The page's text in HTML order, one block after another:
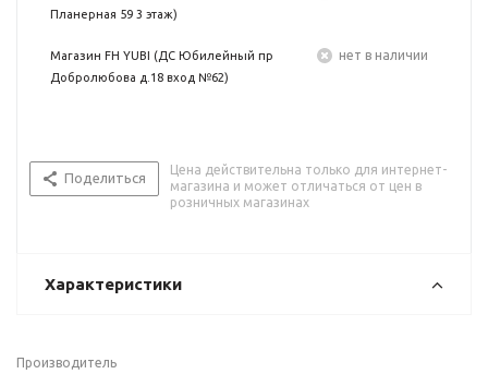
Планерная 59 3 этаж)
Магазин FH YUBI (ДС Юбилейный пр
Добролюбова д.18 вход №62)
Нет в наличии
Поделиться
Цена действительна только для интернет-
магазина и может отличаться от цен в
розничных магазинах
Характеристики
Производитель